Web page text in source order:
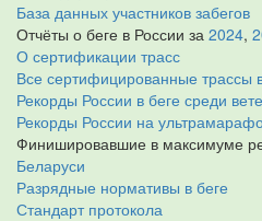
База данных участников забегов
Отчёты о беге в России за 2024,
О сертификации трасс
Все сертифицированные трассы
Рекорды России в беге среди
Рекорды России на
Финишировавшие в максимуме
Беларуси
Разрядные нормативы в беге
Стандарт протокола